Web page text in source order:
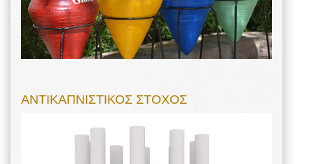
ΑΝΤΙΚΑΠΝΙΣΤΙΚΟΣ ΣΤΟΧΟΣ